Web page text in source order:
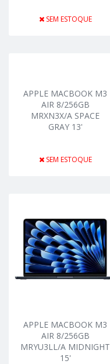
SEM ESTOQUE
APPLE MACBOOK M3
AIR 8/256GB
MRXN3X/A SPACE
GRAY 13'
SEM ESTOQUE
APPLE MACBOOK M3
AIR 8/256GB
MRYU3LL/A MIDNIGHT
15'